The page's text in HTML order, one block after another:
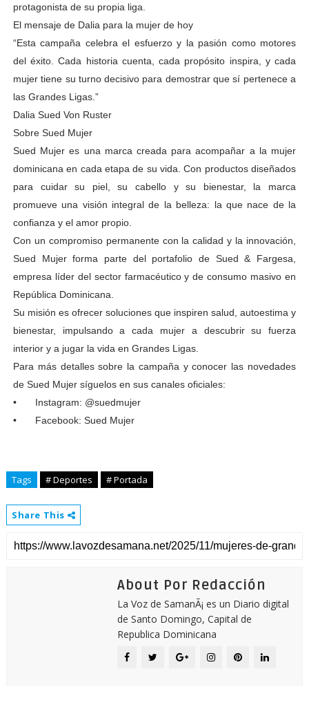
protagonista de su propia liga.
El mensaje de Dalia para la mujer de hoy
“Esta campaña celebra el esfuerzo y la pasión como motores
del éxito. Cada historia cuenta, cada propósito inspira, y cada
mujer tiene su turno decisivo para demostrar que sí pertenece a
las Grandes Ligas.”
Dalia Sued Von Ruster
Sobre Sued Mujer
Sued Mujer es una marca creada para acompañar a la mujer
dominicana en cada etapa de su vida. Con productos diseñados
para cuidar su piel, su cabello y su bienestar, la marca
promueve una visión integral de la belleza: la que nace de la
confianza y el amor propio.
Con un compromiso permanente con la calidad y la innovación,
Sued Mujer forma parte del portafolio de Sued & Fargesa,
empresa líder del sector farmacéutico y de consumo masivo en
República Dominicana.
Su misión es ofrecer soluciones que inspiren salud, autoestima y
bienestar, impulsando a cada mujer a descubrir su fuerza
interior y a jugar la vida en Grandes Ligas.
Para más detalles sobre la campaña y conocer las novedades
de Sued Mujer síguelos en sus canales oficiales:
•
Instagram: @suedmujer
•
Facebook: Sued Mujer
Tags # Deportes # Portada
Share This
About Por Redacción
La Voz de SamanÃ¡ es un Diario digital
de Santo Domingo, Capital de
Republica Dominicana